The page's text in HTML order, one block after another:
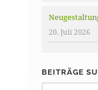
20. Juli 2026
BEITRÄGE